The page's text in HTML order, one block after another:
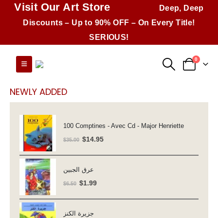
Visit Our Art Store
Deep, Deep
Discounts – Up to 90% OFF – On Every Title!
SERIOUS!
0
NEWLY ADDED
100 Comptines - Avec Cd - Major Henriette
$35.00 Original
$35.00.
$14.95Current
عرق الجبين
$6.50 Original
$6.50.
$1.99Current
جزيرة الكنز